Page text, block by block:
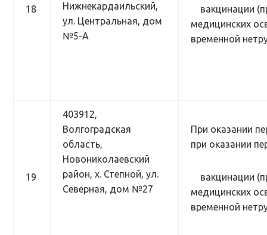
18
Нижнекардаильский,
ул. Центральная, дом
№5-А
вакцинации
медицинских
временной
19
403912,
Волгоградская
область,
Новониколаевский
район, х. Степной, ул.
Северная, дом №27
При оказании
при оказании
вакцинации
медицинских
временной